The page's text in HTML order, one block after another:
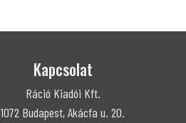
Kapcsolat
Ráció Kiadói Kft.
1072 Budapest, Akácfa u. 20.